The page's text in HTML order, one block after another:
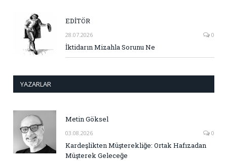
EDİTÖR
28.07.2026 0
İktidarın Mizahla Sorunu Ne
YAZARLAR
Metin Göksel
03.08.2026 0
Kardeşlikten Müşterekliğe: Ortak Hafızadan
Müşterek Geleceğe